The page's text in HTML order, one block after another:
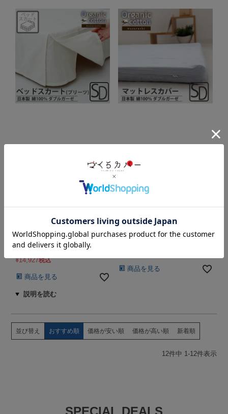
40オーガニックコットンダブ
ベッドスカート（プリーツタ
セミダブルサイズ
【オーダーメイド】
春 秋 夏 冬
¥14,927税込
商品を見る
ットン
40オーガニックコットンダブ
マットレスカバー
セミダブルサイズ
【オーダーメイド】
春 秋 夏 冬
商品を見る
並び替え おすすめ順 価格が安い順 価格が高い順 新着順
12件中 1 -12件表示
SPECIAL DEALS